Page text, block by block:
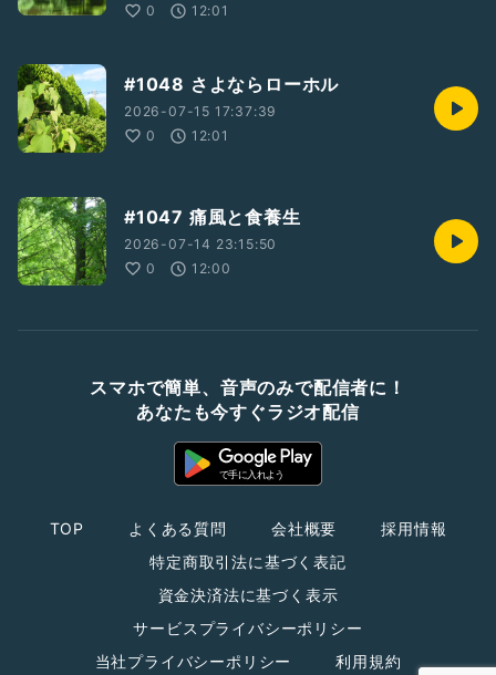
0
12:01
#1048 さよならローホル
2026-07-15 17:37:39
0
12:01
#1047 痛風と食養生
2026-07-14 23:15:50
0
12:00
スマホで簡単、音声のみで配信者に！
あなたも今すぐラジオ配信
TOP よくある質問 会社概要
採用情報
特定商取引法に基づく表記
資金決済法に基づく表示
サービスプライバシーポリシー
当社プライバシーポリシー
利用規約